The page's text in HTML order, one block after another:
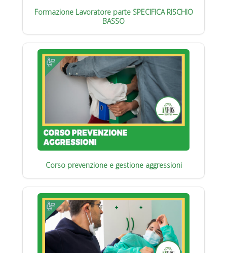
Formazione Lavoratore parte SPECIFICA RISCHIO
BASSO
Corso prevenzione e gestione aggressioni